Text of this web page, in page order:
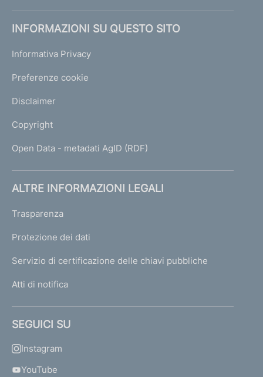
INFORMAZIONI SU QUESTO SITO
Informativa Privacy
Preferenze cookie
Disclaimer
Copyright
Open Data - metadati AgID (RDF)
ALTRE INFORMAZIONI LEGALI
Trasparenza
Protezione dei dati
Servizio di certificazione delle chiavi pubbliche
Atti di notifica
SEGUICI SU
Instagram
YouTube